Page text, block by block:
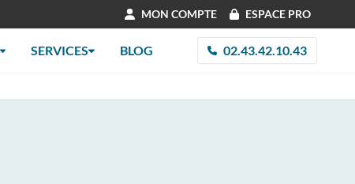
MON COMPTE ESPACE PRO
SERVICES BLOG 02.43.42.10.43